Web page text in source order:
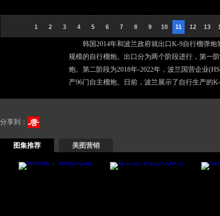
1 2 3 4 5 6 7 8 9 10 11 12 13
韩国2014年和波兰政府就出口K-9自行榴弹炮
规模的自行榴炮。出口分为两个阶段进行，第一
炮。第二阶段为2018年-2022年，波兰国营企业
产96门自主榴炮。日前，波兰展示了自行生产的
分享到：
图集推荐 美图营销